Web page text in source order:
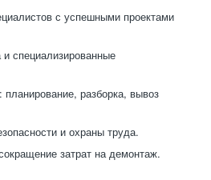
с успешными проектами
специализированные
разборка, вывоз
и охраны труда.
затрат на демонтаж.